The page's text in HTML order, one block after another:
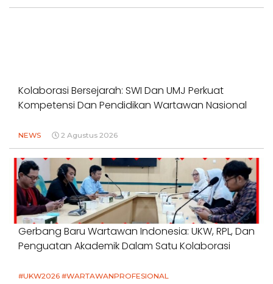
Kolaborasi Bersejarah: SWI Dan UMJ Perkuat
Kompetensi Dan Pendidikan Wartawan Nasional
NEWS 2 Agustus 2026
Gerbang Baru Wartawan Indonesia: UKW, RPL, Dan
Penguatan Akademik Dalam Satu Kolaborasi
#UKW2026 #WARTAWANPROFESIONAL